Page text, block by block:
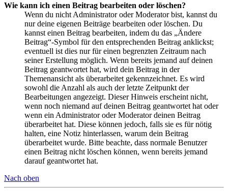
Wie kann ich einen Beitrag bearbeiten oder löschen?
Wenn du nicht Administrator oder Moderator bist, kannst du
nur deine eigenen Beiträge bearbeiten oder löschen. Du
kannst einen Beitrag bearbeiten, indem du das „Ändere
Beitrag“-Symbol für den entsprechenden Beitrag anklickst;
eventuell ist dies nur für einen begrenzten Zeitraum nach
seiner Erstellung möglich. Wenn bereits jemand auf deinen
Beitrag geantwortet hat, wird dein Beitrag in der
Themenansicht als überarbeitet gekennzeichnet. Es wird
sowohl die Anzahl als auch der letzte Zeitpunkt der
Bearbeitungen angezeigt. Dieser Hinweis erscheint nicht,
wenn noch niemand auf deinen Beitrag geantwortet hat oder
wenn ein Administrator oder Moderator deinen Beitrag
überarbeitet hat. Diese können jedoch, falls sie es für nötig
halten, eine Notiz hinterlassen, warum dein Beitrag
überarbeitet wurde. Bitte beachte, dass normale Benutzer
einen Beitrag nicht löschen können, wenn bereits jemand
darauf geantwortet hat.
Nach oben